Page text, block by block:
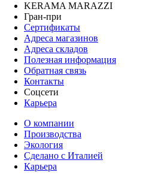
KERAMA MARAZZI
Гран-при
Сертификаты
Адреса магазинов
Адреса складов
Полезная информация
Обратная связь
Контакты
Соцсети
Карьера
О компании
Производства
Экология
Сделано с Италией
Карьера